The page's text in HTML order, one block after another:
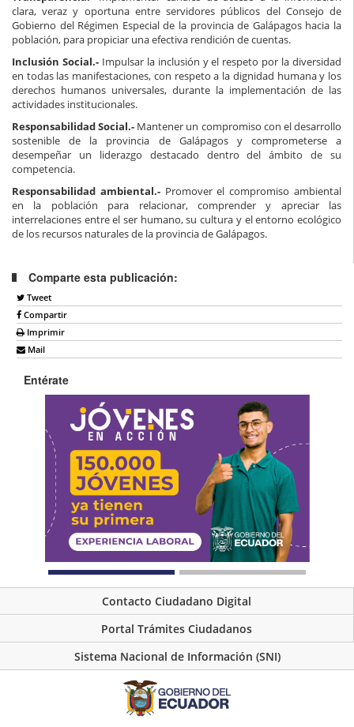
clara, veraz y oportuna entre servidores públicos del Consejo de
Gobierno del Régimen Especial de la provincia de Galápagos hacia la
población, para propiciar una efectiva rendición de cuentas.
Inclusión Social.-Impulsar la inclusión y el respeto por la diversidad
en todas las manifestaciones, con respeto a la dignidad humana y los
derechos humanos universales, durante la implementación de las
actividades institucionales.
Responsabilidad Social.- Mantener un compromiso con el desarrollo
sostenible de la provincia de Galápagos y comprometerse a
desempeñar un liderazgo destacado dentro del ámbito de su
competencia.
Responsabilidad ambiental.-Promover el compromiso ambiental
en la población para relacionar, comprender y apreciar las
interrelaciones entre el ser humano, su cultura y el entorno ecológico
de los recursos naturales de la provincia de Galápagos.
Comparte esta publicación:
Tweet
Compartir
Imprimir
Mail
Entérate
Contacto Ciudadano Digital
Portal Trámites Ciudadanos
Sistema Nacional de Información (SNI)